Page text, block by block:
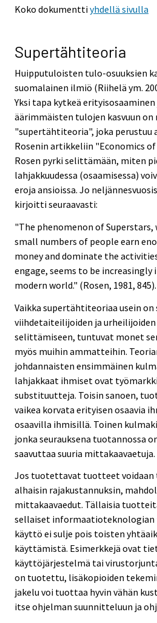
Koko dokumenttiyhdellä sivulla
Supertähtiteoria
Huipputuloisten tulo-osuuksien
suomalainen ilmiö (Riihelä ym.
Yksi tapa kytkeä
äärimmäisten tulojen kasvuun on
"supertähtiteoria", joka perustuu
Rosenin artikkeliin "Economics of
Rosen pyrki selittämään, miten
lahjakkuudessa (osaamisessa)
eroja ansioissa. Jo
kirjoitti seuraavasti:
"The phenomenon of
small numbers of people earn
money and dominate the
engage, seems to be
modern world." (Rosen, 1981, 845).
Vaikka supertähtiteoriaa usein
viihdetaiteilijoiden ja
selittämiseen, tuntuvat monet
myös muihin ammatteihin.
johdannaisten ensimmäinen
lahjakkaat ihmiset ovat
substituutteja. Toisin sanoen,
vaikea korvata erityisen osaavia
osaavilla ihmisillä. Toinen
jonka seurauksena tuotannossa
saavuttaa suuria mittakaavaetuja.
Jos tuotettavat tuotteet voidaan
alhaisin rajakustannuksin,
mittakaavaedut. Tällaisia
sellaiset
käyttö ei sulje pois toisten
käyttämistä. Esimerkkejä ovat
käyttöjärjestelmä tai
on tuotettu, lisäkopioiden
jakelu voi tuottaa hyvin vähän
itse ohjelman suunnitteluun ja